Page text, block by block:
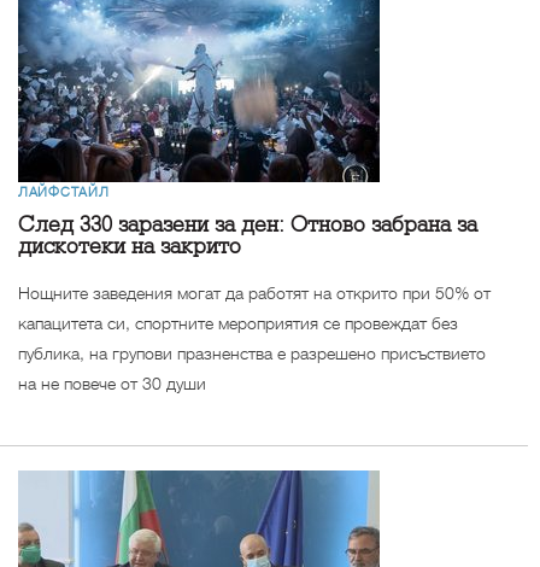
ЛАЙФСТАЙЛ
След 330 заразени за ден: Отново забрана за
дискотеки на закрито
Нощните заведения могат да работят на открито при 50% от
капацитета си, спортните мероприятия се провеждат без
публика, на групови празненства е разрешено присъствието
на не повече от 30 души